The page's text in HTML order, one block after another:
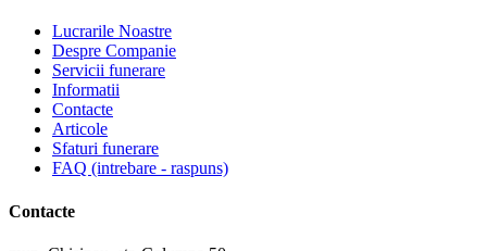
Lucrarile Noastre
Despre Companie
Servicii funerare
Informatii
Contacte
Articole
Sfaturi funerare
FAQ (intrebare - raspuns)
Contacte